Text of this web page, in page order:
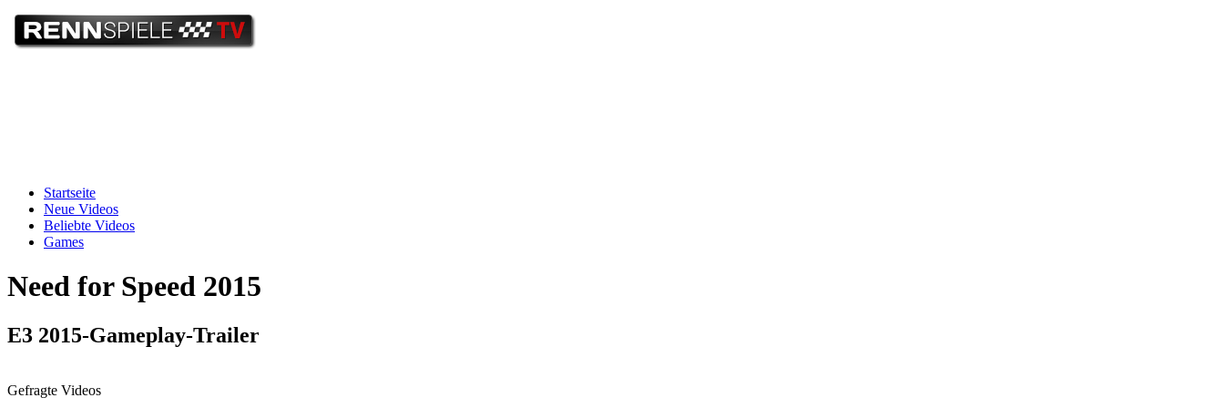
Startseite
Neue Videos
Beliebte Videos
Games
Need for Speed 2015
E3 2015-Gameplay-Trailer
Gefragte Videos